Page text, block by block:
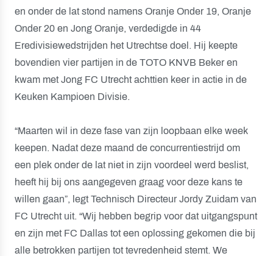
en onder de lat stond namens Oranje Onder 19, Oranje
Onder 20 en Jong Oranje, verdedigde in 44
Eredivisiewedstrijden het Utrechtse doel. Hij keepte
bovendien vier partijen in de TOTO KNVB Beker en
kwam met Jong FC Utrecht achttien keer in actie in de
Keuken Kampioen Divisie.
“Maarten wil in deze fase van zijn loopbaan elke week
keepen. Nadat deze maand de concurrentiestrijd om
een plek onder de lat niet in zijn voordeel werd beslist,
heeft hij bij ons aangegeven graag voor deze kans te
willen gaan”, legt Technisch Directeur Jordy Zuidam van
FC Utrecht uit. “Wij hebben begrip voor dat uitgangspunt
en zijn met FC Dallas tot een oplossing gekomen die bij
alle betrokken partijen tot tevredenheid stemt. We